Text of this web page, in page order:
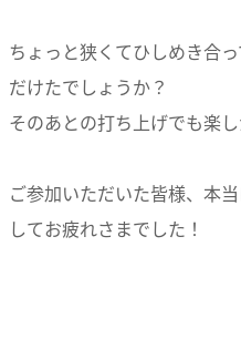
ちょっと狭くてひしめき合
だけたでしょうか？
そのあとの打ち上げでも楽し
ご参加いただいた皆様、本
してお疲れさまでした！